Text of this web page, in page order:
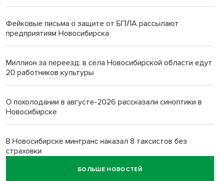
Фейковые письма о защите от БПЛА рассылают
предприятиям Новосибирска
Миллион за переезд: в сёла Новосибирской области едут
20 работников культуры
О похолодании в августе-2026 рассказали синоптики в
Новосибирске
В Новосибирске минтранс наказал 8 таксистов без
страховки
БОЛЬШЕ НОВОСТЕЙ